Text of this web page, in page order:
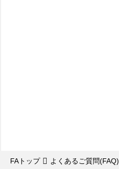
FAトップ よくあるご質問(FAQ)